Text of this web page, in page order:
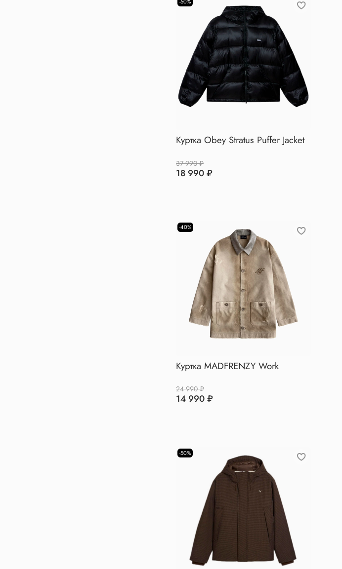
Куртка Obey Stratus Puffer Jacket
37 990 ₽
18 990 ₽
-40%
Куртка MADFRENZY Work
24 990 ₽
14 990 ₽
-50%